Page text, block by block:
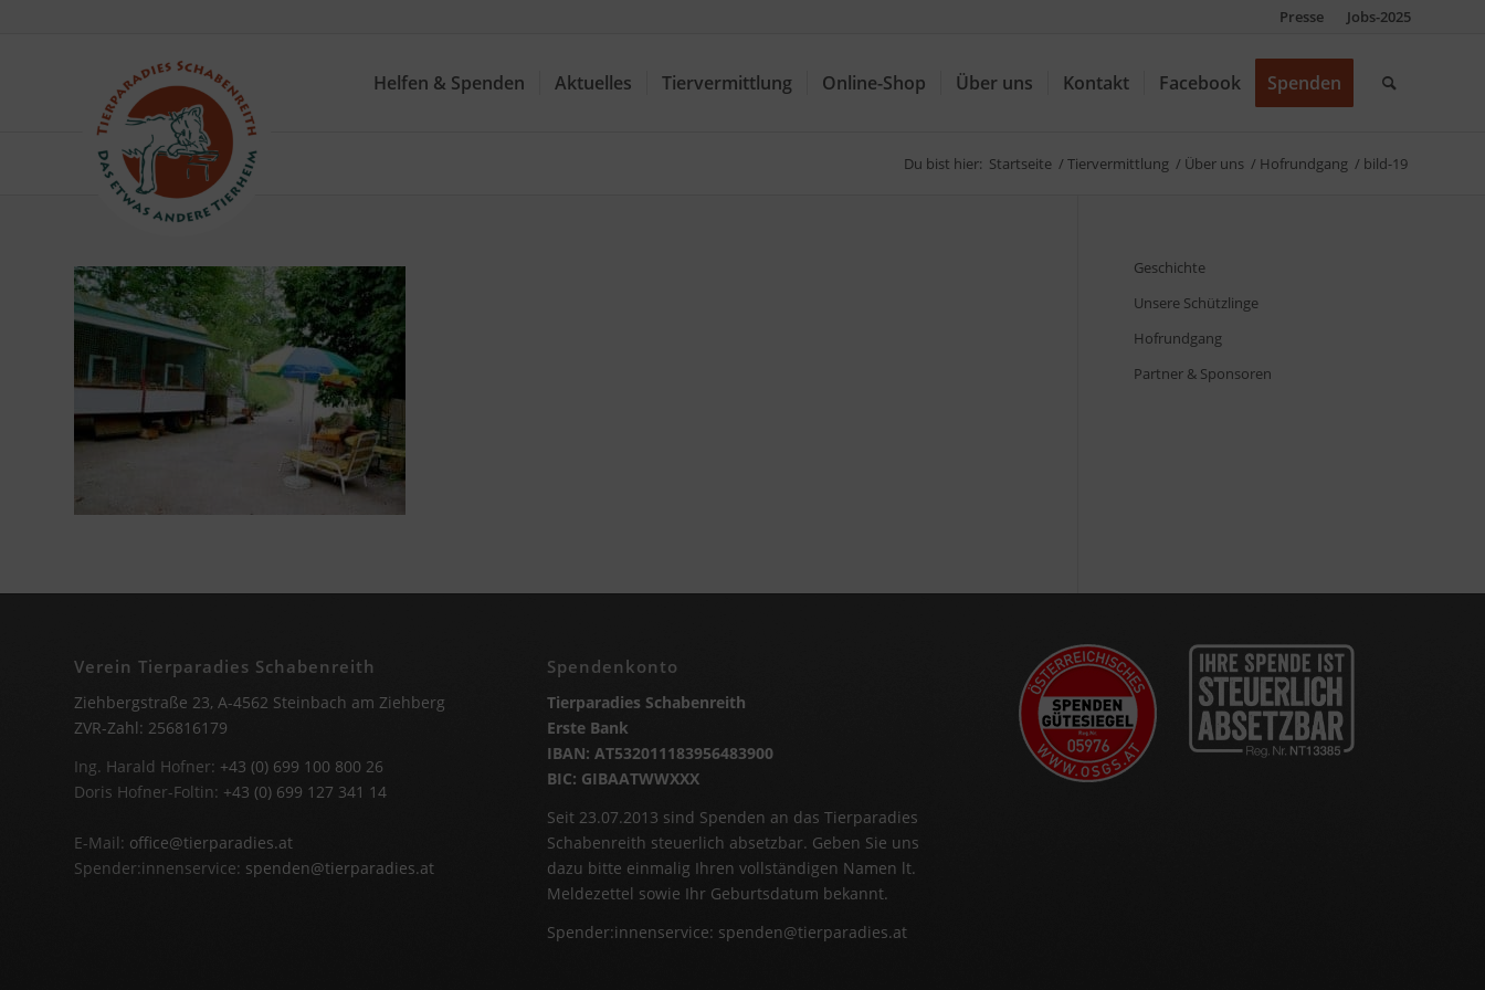
Presse Jobs-2025
Helfen & Spenden Aktuelles Tiervermittlung Online-Shop Über uns Kontakt Facebook Spenden
Du bist hier: Startseite / Tiervermittlung / Über uns / Hofrundgang / bild-19
Geschichte
Unsere Schützlinge
Hofrundgang
Partner & Sponsoren
Verein Tierparadies Schabenreith
Ziehbergstraße 23, A-4562 Steinbach am Ziehberg
ZVR-Zahl: 256816179
Ing. Harald Hofner: +43 (0) 699 100 800 26
Doris Hofner-Foltin: +43 (0) 699 127 341 14
E-Mail: office@tierparadies.at
Spender:innenservice: spenden@tierparadies.at
Spendenkonto
Tierparadies Schabenreith
Erste Bank
IBAN: AT532011183956483900
BIC: GIBAATWWXXX
Seit 23.07.2013 sind Spenden an das Tierparadies
Schabenreith steuerlich absetzbar. Geben Sie uns
dazu bitte einmalig Ihren vollständigen Namen lt.
Meldezettel sowie Ihr Geburtsdatum bekannt.
Spender:innenservice: spenden@tierparadies.at